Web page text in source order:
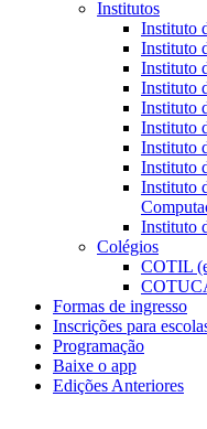
Institutos
Instituto
Instituto
Instituto
Instituto
Instituto
Instituto
Instituto
Instituto
Instituto
Instituto
Colégios
COTIL
Formas de ingresso
Inscrições para
Programação
Baixe o app
Edições Anteriores